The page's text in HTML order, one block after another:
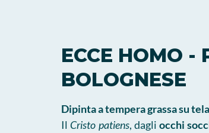
ECCE HOMO -
BOLOGNESE
Dipinta a tempera grassa su
Il Cristo patiens, dagli occhi